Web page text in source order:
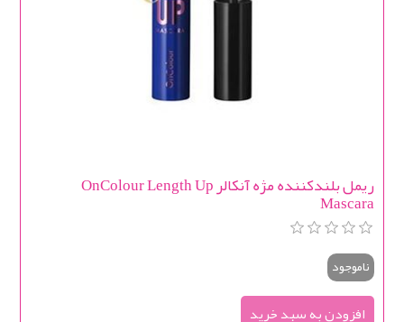
ریمل بلندکننده مژه آنکالر OnColour Length Up
Mascara
ناموجود